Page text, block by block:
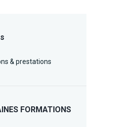
& prestations
FORMATIONS